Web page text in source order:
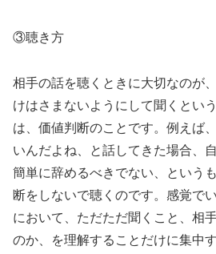
③聴き方
相手の話を聴くときに大切なのが
けはさまないようにして聞くとい
は、価値判断のことです。例えば
いんだよね、と話してきた場合、
簡単に辞めるべきでない、という
断をしないで聴くのです。感覚で
において、ただただ聞くこと、相
のか、を理解することだけに集中